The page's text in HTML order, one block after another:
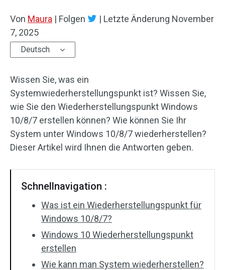
Von Maura | Folgen | Letzte Änderung November
7, 2025
Deutsch
Wissen Sie, was ein
Systemwiederherstellungspunkt ist? Wissen Sie,
wie Sie den Wiederherstellungspunkt Windows
10/8/7 erstellen können? Wie können Sie Ihr
System unter Windows 10/8/7 wiederherstellen?
Dieser Artikel wird Ihnen die Antworten geben.
Schnellnavigation :
Was ist ein Wiederherstellungspunkt für
Windows 10/8/7?
Windows 10 Wiederherstellungspunkt
erstellen
Wie kann man System wiederherstellen?